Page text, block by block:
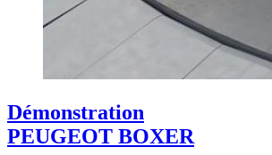
Démonstration
PEUGEOT BOXER